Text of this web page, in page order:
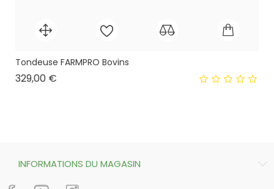
Tondeuse FARMPRO Bovins
329,00 €
INFORMATIONS DU MAGASIN